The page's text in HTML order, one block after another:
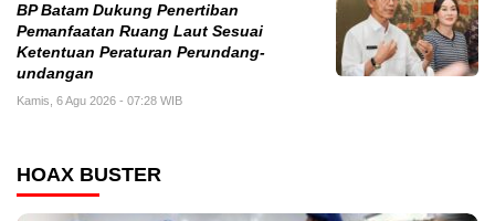
BP Batam Dukung Penertiban
Pemanfaatan Ruang Laut Sesuai
Ketentuan Peraturan Perundang-
undangan
Kamis, 6 Agu 2026 - 07:28 WIB
HOAX BUSTER